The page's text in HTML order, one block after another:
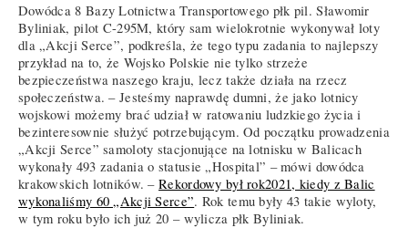
Dowódca 8 Bazy Lotnictwa Transportowego płk pil. Sławomir
Byliniak, pilot C-295M, który sam wielokrotnie wykonywał loty
dla „Akcji Serce”, podkreśla, że tego typu zadania to najlepszy
przykład na to, że Wojsko Polskie nie tylko strzeże
bezpieczeństwa naszego kraju, lecz także działa na rzecz
społeczeństwa. – Jesteśmy naprawdę dumni, że jako lotnicy
wojskowi możemy brać udział w ratowaniu ludzkiego życia i
bezinteresownie służyć potrzebującym. Od początku prowadzenia
„Akcji Serce” samoloty stacjonujące na lotnisku w Balicach
wykonały 493 zadania o statusie „Hospital” – mówi dowódca
krakowskich lotników. –Rekordowy był rok2021, kiedy z Balic
wykonaliśmy 60 „Akcji Serce”. Rok temu były 43 takie wyloty,
w tym roku było ich już 20 – wylicza płk Byliniak.